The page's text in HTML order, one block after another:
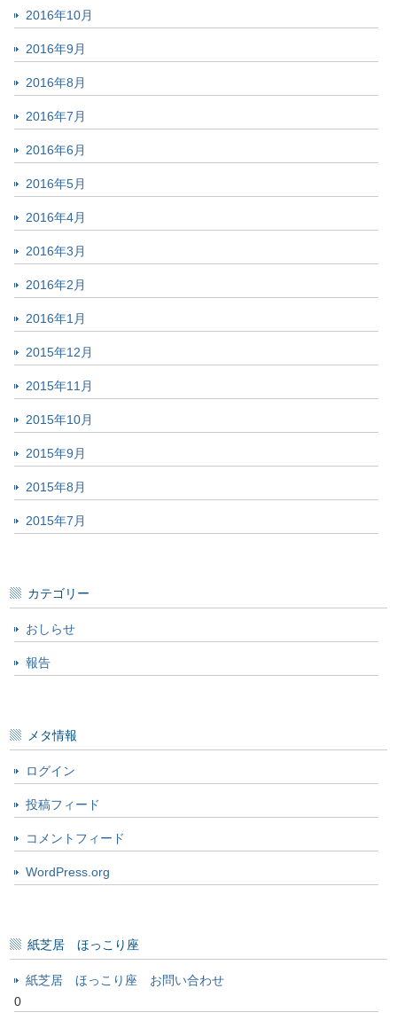
2016年10月
2016年9月
2016年8月
2016年7月
2016年6月
2016年5月
2016年4月
2016年3月
2016年2月
2016年1月
2015年12月
2015年11月
2015年10月
2015年9月
2015年8月
2015年7月
カテゴリー
おしらせ
報告
メタ情報
ログイン
投稿フィード
コメントフィード
WordPress.org
紙芝居 ほっこり座
紙芝居 ほっこり座 お問い合わせ
0